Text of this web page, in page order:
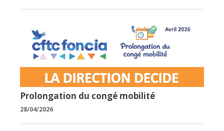
Prolongation du congé mobilité
28/04/2026